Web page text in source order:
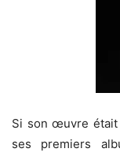
Si son œuvre était
ses premiers